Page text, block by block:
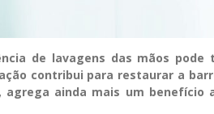
de lavagens das mãos
contribui para restaurar a
agrega ainda mais um benefício